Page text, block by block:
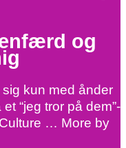
og
kun med ånder
“jeg tror på dem”-
… More by